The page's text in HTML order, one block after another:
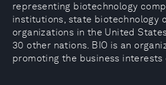
representing biotechnology
institutions, state biotechnology
organizations in the United
30 other nations. BIO is an
promoting the business interests